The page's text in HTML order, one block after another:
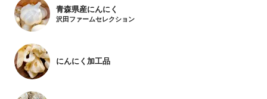
青森県産にんにく
沢田ファームセレクション
にんにく加工品